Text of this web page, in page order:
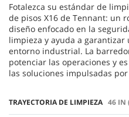
Fotalezca su estándar de
de pisos X16 de Tennant: un
diseño enfocado en la
limpieza y ayuda a
entorno industrial. La
potenciar las operaciones y
las soluciones impulsadas
TRAYECTORIA DE LIMPIEZA 46 IN